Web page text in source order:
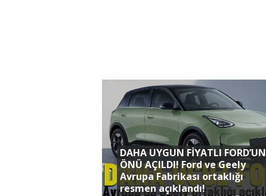
DAHA UYGUN FİYATLI FORD’UN
ÖNÜ AÇILDI! Ford ve Geely
Avrupa Fabrikası ortaklığı
resmen açıklandı!